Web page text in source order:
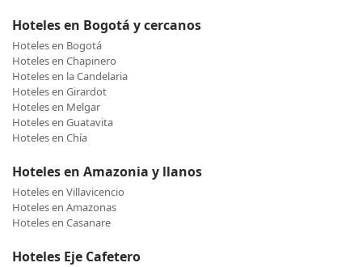
Hoteles en Bogotá y cercanos
Hoteles en Bogotá
Hoteles en Chapinero
Hoteles en la Candelaria
Hoteles en Girardot
Hoteles en Melgar
Hoteles en Guatavita
Hoteles en Chía
Hoteles en Amazonia y llanos
Hoteles en Villavicencio
Hoteles en Amazonas
Hoteles en Casanare
Hoteles Eje Cafetero